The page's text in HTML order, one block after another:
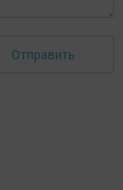
Отправить